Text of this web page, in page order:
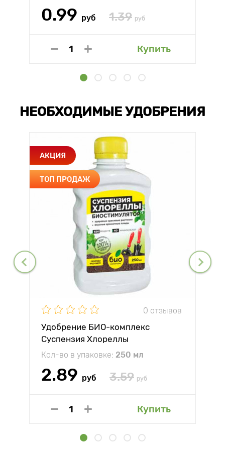
0.99 руб 1.39 руб
Купить
НЕОБХОДИМЫЕ УДОБРЕНИЯ
АКЦИЯ
ТОП ПРОДАЖ
0 отзывов
Удобрение БИО-комплекс
Суспензия Хлореллы
Кол-во в упаковке: 250 мл
2.89 руб 3.59 руб
Купить